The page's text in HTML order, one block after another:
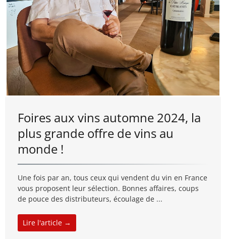
Foires aux vins automne 2024, la
plus grande offre de vins au
monde !
Une fois par an, tous ceux qui vendent du vin en France
vous proposent leur sélection. Bonnes affaires, coups
de pouce des distributeurs, écoulage de ...
Lire l'article →